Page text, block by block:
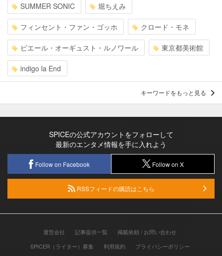
SUMMER SONIC 堀ちえみ
フィンセント・ファン・ゴッホ クロード・モネ
ピエール・オーギュスト・ルノワール 東京都美術館
indigo la End
キーワードをもっと見る
SPICEの公式アカウントをフォローして
最新のエンタメ情報を手に入れよう
Follow on Facebook Follow on X
RSSフィードの購読はこちら
運営会社 記事提供一覧
掲載依頼 / お問い合わせ
SPICER（ライター）募集
利用規約 プライバシーポリシー